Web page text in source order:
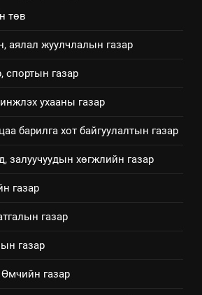
төв
аялал жуулчлалын газар
спортын газар
ухааны газар
барилга хот байгуулалтын газар
залуучуудын хөгжлийн газар
газар
газар
газар
газар
ашиглаж байгаа техник,
технологийн хүн, мал, амьтны
үзүүлэх буюу үзүүлж байгаа
мэдээлэл
долоо хоног-2025
НЭЭЛТТЭЙ ЗАСГИЙН ТҮНШЛЭЛ
“БИД ИРГЭДЭЭ СОНСОЖ,
БАЙГУУЛНА
ЗАР ТАЗ-ЫН САЛБАР ЗӨВЛӨЛ
ТАЗ-ЫН САЛБАР ЗӨВЛӨЛ